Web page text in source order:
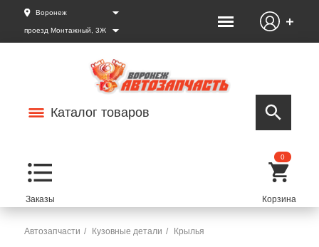
Воронеж
проезд Монтажный, 3Ж
Каталог товаров
0
Автозапчасти Кузовные детали Крылья